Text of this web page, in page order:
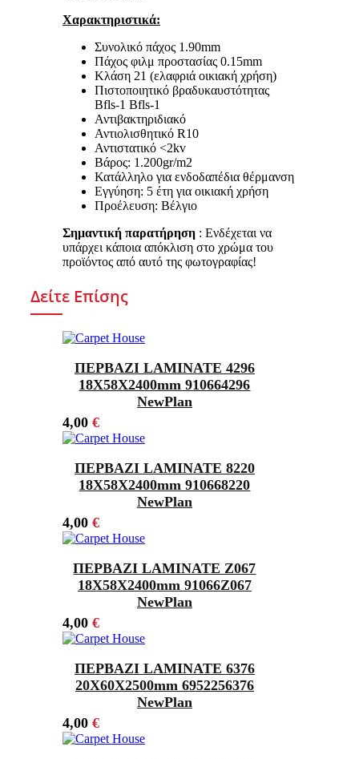
Χαρακτηριστικά:
Συνολικό πάχος 1.90mm
Πάχος φιλμ προστασίας 0.15mm
Κλάση 21 (ελαφριά οικιακή χρήση)
Πιστοποιητικό βραδυκαυστότητας
Bfls-1 Bfls-1
Αντιβακτηριδιακό
Αντιολισθητικό R10
Αντιστατικό <2kv
Βάρος: 1.200gr/m2
Κατάλληλο για ενδοδαπέδια θέρμανση
Εγγύηση: 5 έτη για οικιακή χρήση
Προέλευση: Βέλγιο
Σημαντική παρατήρηση: Ενδέχεται να
υπάρχει κάποια απόκλιση στο χρώμα του
προϊόντος από αυτό της φωτογραφίας!
Δείτε Επίσης
ΠΕΡΒΑΖΙ LAMINATE 4296
18Χ58X2400mm 910664296
NewPlan
4,00 €
ΠΕΡΒΑΖΙ LAMINATE 8220
18Χ58X2400mm 910668220
NewPlan
4,00 €
ΠΕΡΒΑΖΙ LAMINATE Z067
18Χ58X2400mm 91066Z067
NewPlan
4,00 €
ΠΕΡΒΑΖΙ LAMINATE 6376
20Χ60X2500mm 6952256376
NewPlan
4,00 €